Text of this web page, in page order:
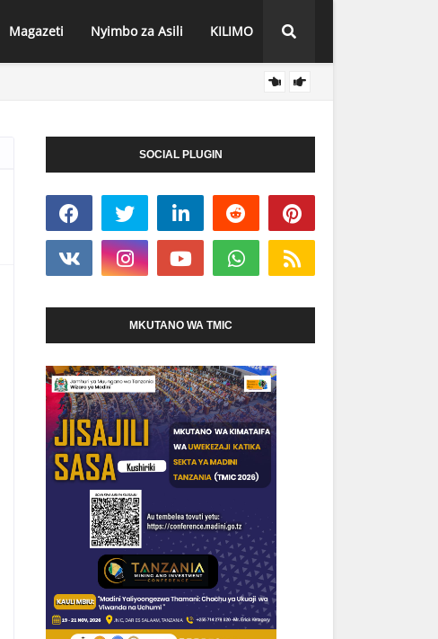
Magazeti Nyimbo za Asili KILIMO
SOCIAL PLUGIN
MKUTANO WA TMIC